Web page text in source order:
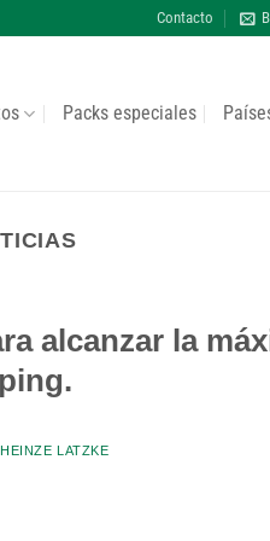
Contacto
Packs especiales
alcanzar la
LATZKE